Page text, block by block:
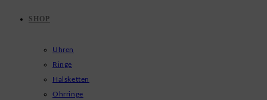
SHOP
Uhren
Ringe
Halsketten
Ohrringe